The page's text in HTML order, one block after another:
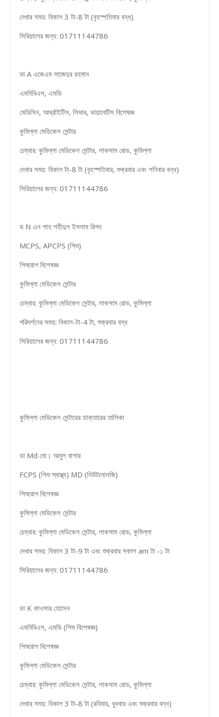
দেখার সময়: বিকাল 3 টা-8 টা (বৃহস্পতিবার বন্ধ)
সিরিয়ালের জন্য: 01711144786
ডা A একেএম সাজেদুর রহমান
এমবিবিএস, এমডি
মেডিসিন, আর্থ্রাইটিস, লিভার, ডায়াবেটিস বিশেষজ্ঞ
কুমিল্লা মেডিকেল সেন্টার
চেম্বার: কুমিল্লা মেডিকেল সেন্টার, লাকসাম রোড, কুমিল্লা
দেখার সময়: বিকাল টা-8 টা (বৃহস্পতিবার, শুক্রবার এবং শনিবার বন্ধ)
সিরিয়ালের জন্য: 01711144786
ড N এন শাহ শহীদুল ইসলাম রিপন
MCPS, APCPS (শিশু)
শিশুরোগ বিশেষজ্ঞ
কুমিল্লা মেডিকেল সেন্টার
চেম্বার: কুমিল্লা মেডিকেল সেন্টার, লাকসাম রোড, কুমিল্লা
পরিদর্শনের সময়: বিকাল-টা-4 টা, শুক্রবার বন্ধ
সিরিয়ালের জন্য: 01711144786
কুমিল্লা মেডিকেল সেন্টারের ডাক্তারের তালিকা
ডা Md মো। আবুল বাশার
FCPS (শিশু স্বাস্থ্য) MD (নিউটনোলজি)
শিশুরোগ বিশেষজ্ঞ
কুমিল্লা মেডিকেল সেন্টার
চেম্বার: কুমিল্লা মেডিকেল সেন্টার, লাকসাম রোড, কুমিল্লা
দেখার সময়: বিকাল 3 টা-9 টা এবং শুক্রবার সকাল am টা -১ টা
সিরিয়ালের জন্য: 01711144786
ডা K কাওসার হোসেন
এমবিবিএস, এমডি (শিশু বিশেষজ্ঞ)
শিশুরোগ বিশেষজ্ঞ
কুমিল্লা মেডিকেল সেন্টার
চেম্বার: কুমিল্লা মেডিকেল সেন্টার, লাকসাম রোড, কুমিল্লা
দেখার সময়: বিকাল 3 টা-8 টা (রবিবার, বুধবার এবং শুক্রবার বন্ধ)